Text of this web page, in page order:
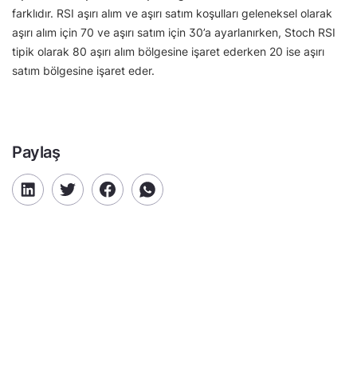
farklıdır. RSI aşırı alım ve aşırı satım koşulları geleneksel olarak
aşırı alım için 70 ve aşırı satım için 30’a ayarlanırken, Stoch RSI
tipik olarak 80 aşırı alım bölgesine işaret ederken 20 ise aşırı
satım bölgesine işaret eder.
Paylaş